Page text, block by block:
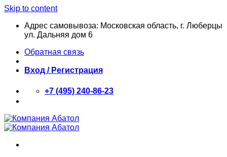
Skip to content
Адрес самовывоза: Московская область, г. Люберцы
ул. Дальняя дом 6
Обратная связь
Вход / Регистрация
+7 (495) 240-86-23